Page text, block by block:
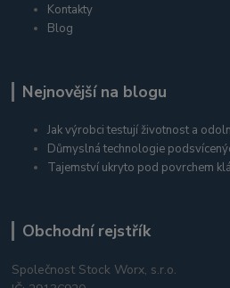
Kontakty
Blog
Nejnovější na blogu
Jak výrobci testují životnost a
Důmyslná technologie
Tajemství ukryto pod povrchem
Obchodní rejstřík
Společnost Stock Worx, s.r.o.